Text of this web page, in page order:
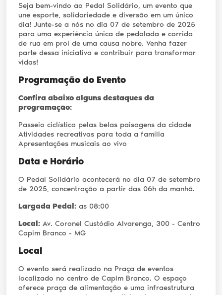
Seja bem-vindo ao Pedal Solidário, um evento que
une esporte, solidariedade e diversão em um único
dia! Junte-se a nós no dia 07 de setembro de 2025
para uma experiência única de pedalada e corrida
de rua em prol de uma causa nobre. Venha fazer
parte dessa iniciativa e contribuir para transformar
vidas!
Programação do Evento
Confira abaixo alguns destaques da
programação:
Passeio ciclístico pelas belas paisagens da cidade
Atividades recreativas para toda a família
Apresentações musicais ao vivo
Data e Horário
O Pedal Solidário acontecerá no dia 07 de setembro
de 2025, concentração a partir das 06h da manhã.
Largada Pedal: as 08:00
Local: Av. Coronel Custódio Alvarenga, 300 - Centro
Capim Branco - MG
Local
O evento será realizado na Praça de eventos
localizado no centro de Capim Branco. O espaço
oferece praça de alimentação e uma infraestrutura